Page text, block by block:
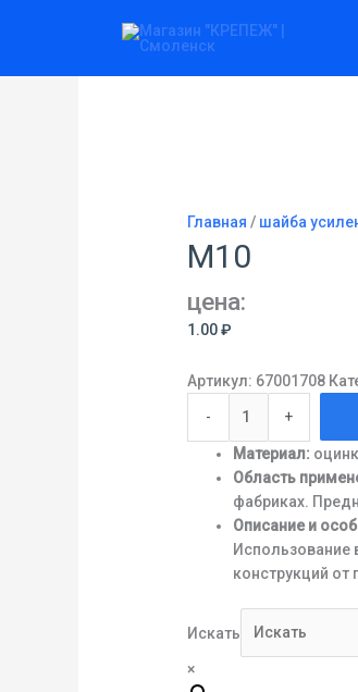
Главная / шайба
М10
цена:
1.00₽
Артикул: 67001708
-
товара
+
Материал:
Область
фабриках.
Описание и
Использование
конструкций от
Искать
×